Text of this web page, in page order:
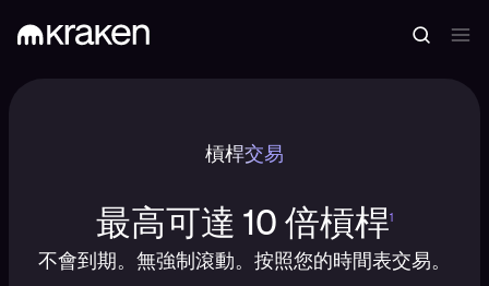
槓桿交易
最高可達 10 倍槓桿1
不會到期。無強制滾動。按照您的時間表交易。